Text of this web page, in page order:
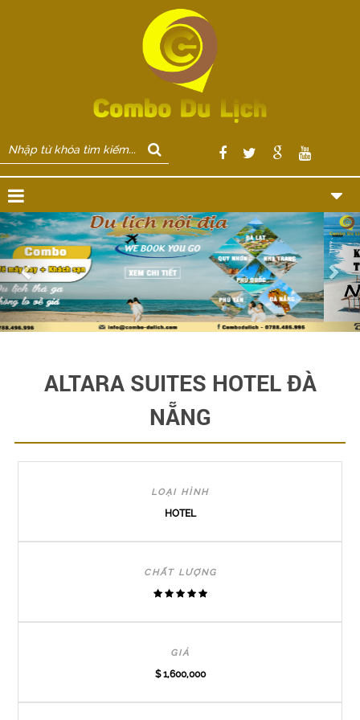
Previous
ALTARA SUITES HOTEL ĐÀ
NẴNG
LOẠI HÌNH
HOTEL
CHẤT LƯỢNG
GIÁ
$ 1,600,000